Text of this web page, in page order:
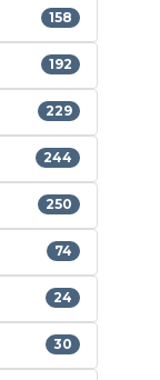
158
192
229
244
250
74
24
30